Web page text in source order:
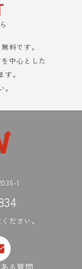
料です。
中心とした
。
1
ださい。